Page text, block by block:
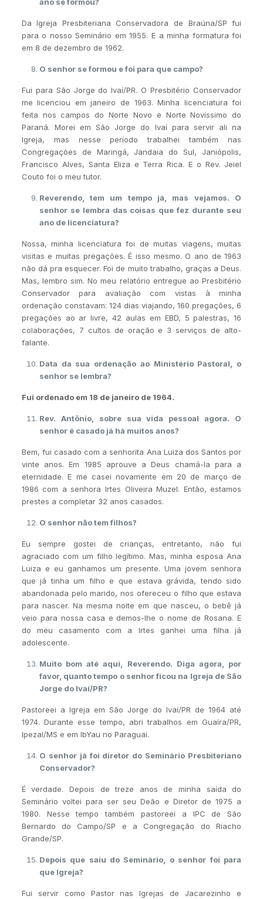
Da Igreja Presbiteriana Conservadora de Braúna/SP fui
para o nosso Seminário em 1955. E a minha formatura foi
em 8 de dezembro de 1962.
O senhor se formou e foi para que campo?
Fui para São Jorge do Ivaí/PR. O Presbitério Conservador
me licenciou em janeiro de 1963. Minha licenciatura foi
feita nos campos do Norte Novo e Norte Novíssimo do
Paraná. Morei em São Jorge do Ivaí para servir ali na
Igreja, mas nesse período trabalhei também nas
Congregações de Maringá, Jandaia do Sul, Janiópolis,
Francisco Alves, Santa Eliza e Terra Rica. E o Rev. Jeiel
Couto foi o meu tutor.
Reverendo, tem um tempo já, mas vejamos. O
senhor se lembra das coisas que fez durante seu
ano de licenciatura?
Nossa, minha licenciatura foi de muitas viagens, muitas
visitas e muitas pregações. É isso mesmo. O ano de 1963
não dá pra esquecer. Foi de muito trabalho, graças a Deus.
Mas, lembro sim. No meu relatório entregue ao Presbitério
Conservador para avaliação com vistas à minha
ordenação constavam: 124 dias viajando, 160 pregações, 6
pregações ao ar livre, 42 aulas em EBD, 5 palestras, 16
colaborações, 7 cultos de oração e 3 serviços de alto-
falante.
Data da sua ordenação ao Ministério Pastoral, o
senhor se lembra?
Fui ordenado em 18 de janeiro de 1964.
Rev. Antônio, sobre sua vida pessoal agora. O
senhor é casado já há muitos anos?
Bem, fui casado com a senhorita Ana Luiza dos Santos por
vinte anos. Em 1985 aprouve a Deus chamá-la para a
eternidade. E me casei novamente em 20 de março de
1986 com a senhora Irtes Oliveira Muzel. Então, estamos
prestes a completar 32 anos casados.
O senhor não tem filhos?
Eu sempre gostei de crianças, entretanto, não fui
agraciado com um filho legítimo. Mas, minha esposa Ana
Luiza e eu ganhamos um presente. Uma jovem senhora
que já tinha um filho e que estava grávida, tendo sido
abandonada pelo marido, nos ofereceu o filho que estava
para nascer. Na mesma noite em que nasceu, o bebê já
veio para nossa casa e demos-lhe o nome de Rosana. E
do meu casamento com a Irtes ganhei uma filha já
adolescente.
Muito bom até aqui, Reverendo. Diga agora, por
favor, quanto tempo o senhor ficou na Igreja de São
Jorge do Ivaí/PR?
Pastoreei a Igreja em São Jorge do Ivaí/PR de 1964 até
1974. Durante esse tempo, abri trabalhos em Guaíra/PR,
Ipezal/MS e em IbYau no Paraguai.
O senhor já foi diretor do Seminário Presbiteriano
Conservador?
É verdade. Depois de treze anos de minha saída do
Seminário voltei para ser seu Deão e Diretor de 1975 a
1980. Nesse tempo também pastoreei a IPC de São
Bernardo do Campo/SP e a Congregação do Riacho
Grande/SP.
Depois que saiu do Seminário, o senhor foi para
que Igreja?
Fui servir como Pastor nas Igrejas de Jacarezinho e